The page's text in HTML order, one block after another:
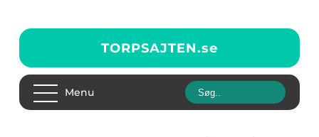
TORPSAJTEN.se
Menu